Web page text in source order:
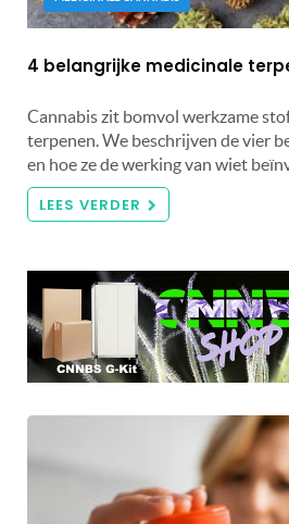
4 belangrijke medicinale
Cannabis zit bomvol werkzame
terpenen. We beschrijven de vier
en hoe ze de werking van wiet
LEES VERDER